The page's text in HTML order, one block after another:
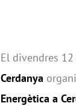
El divendres
Cerdanya
Energètica a